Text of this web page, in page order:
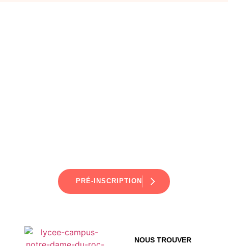
PRÉ-INSCRIPTION
NOUS TROUVER